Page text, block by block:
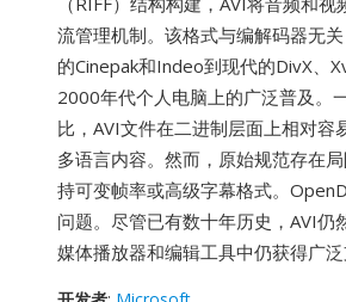
流管理机制。该格式与编解码器无
的Cinepak和Indeo到现代的DivX、
2000年代个人电脑上的广泛普及。
比，AVI文件在二进制层面上相对
多语言内容。然而，原始规范存在
持可变帧率或高级字幕格式。
问题。尽管已有数十年历史，AVI仍
媒体播放器和编辑工具中仍获得广泛